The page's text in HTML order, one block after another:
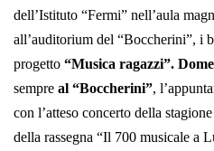
dell’Istituto “Fermi” nell’aula
all’auditorium del “Boccherini”, i
progetto “Musica ragazzi”.
sempre al “Boccherini”,
con l’atteso concerto della
della rassegna “Il 700 musicale a